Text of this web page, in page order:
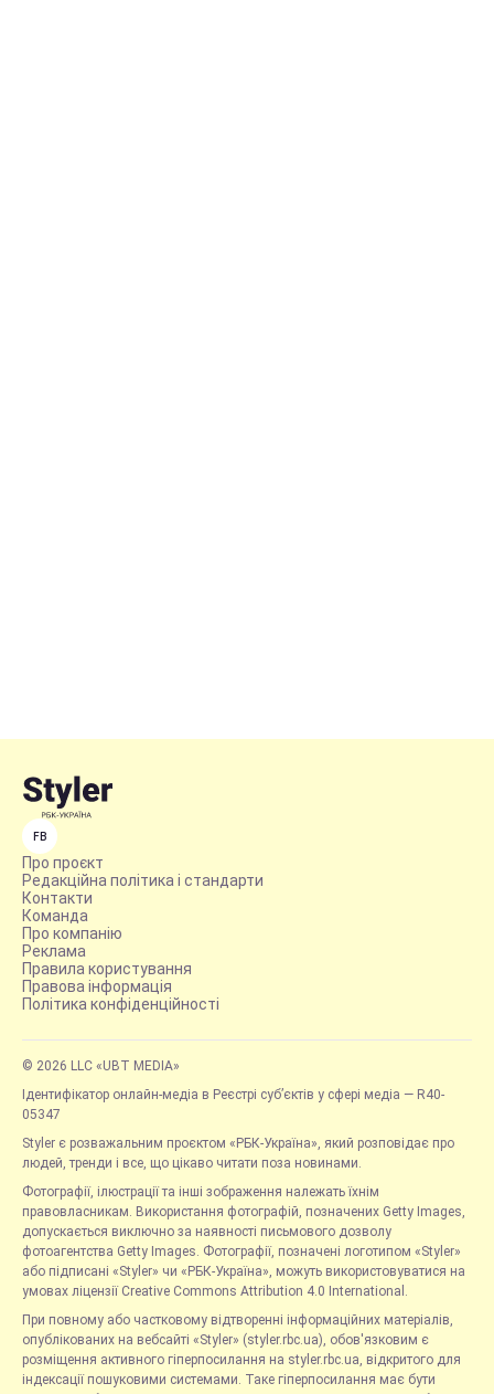
FB
Про проєкт
Редакційна політика і стандарти
Контакти
Команда
Про компанію
Реклама
Правила користування
Правова інформація
Політика конфіденційності
© 2026 LLC «UBT MEDIA»
Ідентифікатор онлайн-медіа в Реєстрі суб’єктів у сфері медіа — R40-
05347
Styler є розважальним проєктом «РБК-Україна», який розповідає про
людей, тренди і все, що цікаво читати поза новинами.
Фотографії, ілюстрації та інші зображення належать їхнім
правовласникам. Використання фотографій, позначених Getty Images,
допускається виключно за наявності письмового дозволу
фотоагентства Getty Images. Фотографії, позначені логотипом «Styler»
або підписані «Styler» чи «РБК-Україна», можуть використовуватися на
умовах ліцензії Creative Commons Attribution 4.0 International.
При повному або частковому відтворенні інформаційних матеріалів,
опублікованих на вебсайті «Styler» (styler.rbc.ua), обов'язковим є
розміщення активного гіперпосилання на styler.rbc.ua, відкритого для
індексації пошуковими системами. Таке гіперпосилання має бути